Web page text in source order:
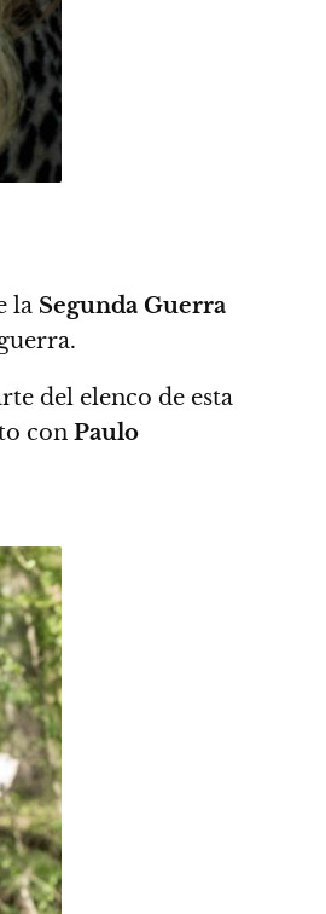
la Segunda Guerra
del elenco de esta
con Paulo